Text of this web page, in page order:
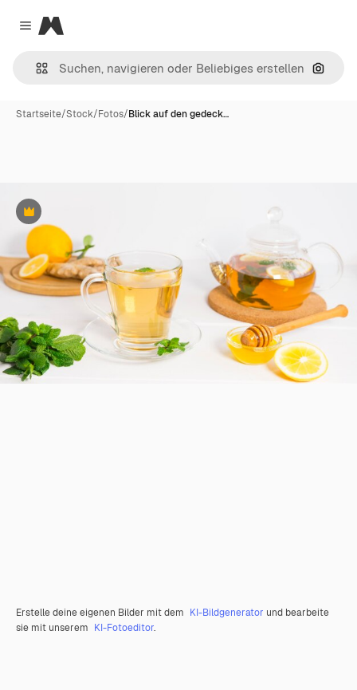
Close menu
Magnific
Nach
Startseite/Stock/Fotos/Blick auf den gedeck…
Premium
Erstelle deine eigenen Bilder mit dem KI-Bildgenerator und bearbeite
sie mit unserem KI-Fotoeditor.